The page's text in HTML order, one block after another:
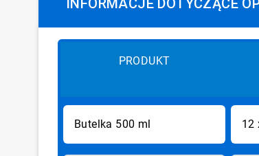
INFORMACJE DOTYCZĄCE
PRODUKT
Butelka 500 ml 12